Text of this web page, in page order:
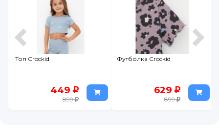
Топ Crockid
449
899
Футболка Crockid
629
899